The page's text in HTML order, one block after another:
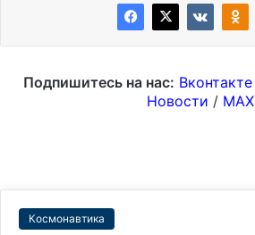
Подпишитесь на нас: Вконтакте
Новости / MAX